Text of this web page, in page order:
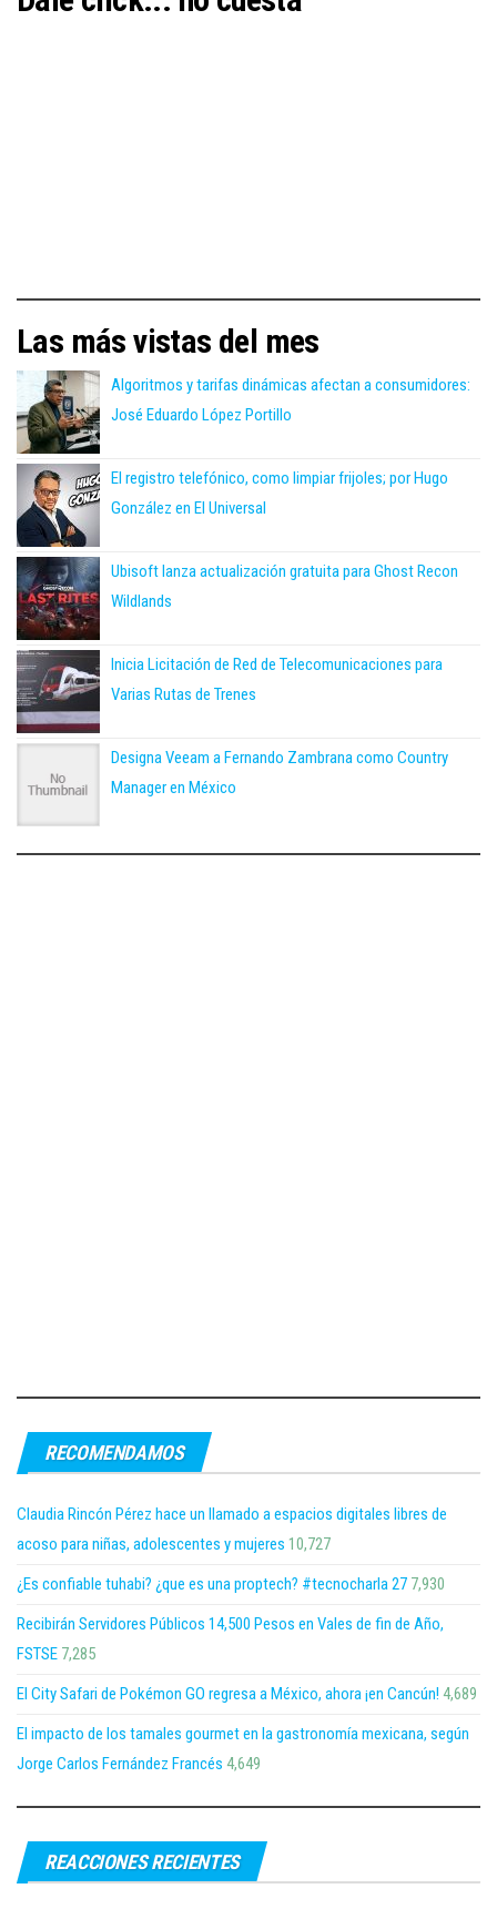
Las más vistas del mes
Algoritmos y tarifas dinámicas afectan a consumidores:
José Eduardo López Portillo
El registro telefónico, como limpiar frijoles; por Hugo
González en El Universal
Ubisoft lanza actualización gratuita para Ghost Recon
Wildlands
Inicia Licitación de Red de Telecomunicaciones para
Varias Rutas de Trenes
Designa Veeam a Fernando Zambrana como Country
Manager en México
RECOMENDAMOS
Claudia Rincón Pérez hace un llamado a espacios digitales libres de
acoso para niñas, adolescentes y mujeres 10,727
¿Es confiable tuhabi? ¿que es una proptech? #tecnocharla 27 7,930
Recibirán Servidores Públicos 14,500 Pesos en Vales de fin de Año,
FSTSE 7,285
El City Safari de Pokémon GO regresa a México, ahora ¡en Cancún! 4,689
El impacto de los tamales gourmet en la gastronomía mexicana, según
Jorge Carlos Fernández Francés 4,649
REACCIONES RECIENTES